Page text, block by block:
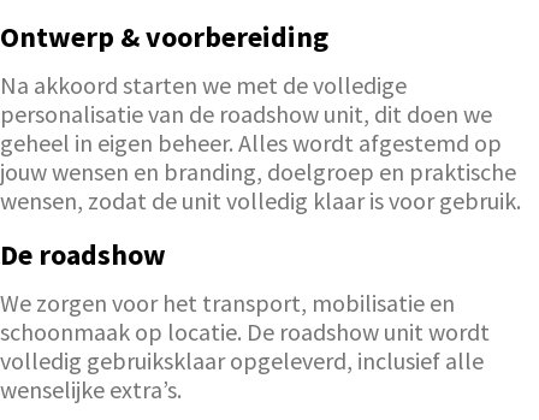
Ontwerp & voorbereiding
Na akkoord starten we met de volledige
personalisatie van de roadshow unit, dit doen we
geheel in eigen beheer. Alles wordt afgestemd op
jouw wensen en branding, doelgroep en praktische
wensen, zodat de unit volledig klaar is voor gebruik.
De roadshow
We zorgen voor het transport, mobilisatie en
schoonmaak op locatie. De roadshow unit wordt
volledig gebruiksklaar opgeleverd, inclusief alle
wenselijke extra’s.